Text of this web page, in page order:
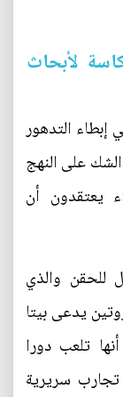
لأبحاث
التدهور
على النهج
يعتقدون أن
للحقن والذي
يدعى بيتا
تلعب دورا
تجارب سريرية